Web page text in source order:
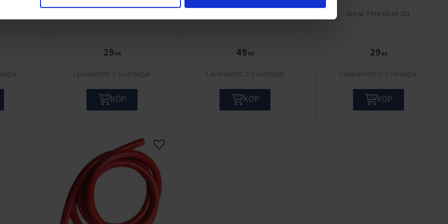
29 KR
2-5 vardagar
KÖP
49 KR
2-5 vardagar
KÖP
T048-05-34-201
29 KR
2-5 vardagar
KÖP
Lägg till i önskelista